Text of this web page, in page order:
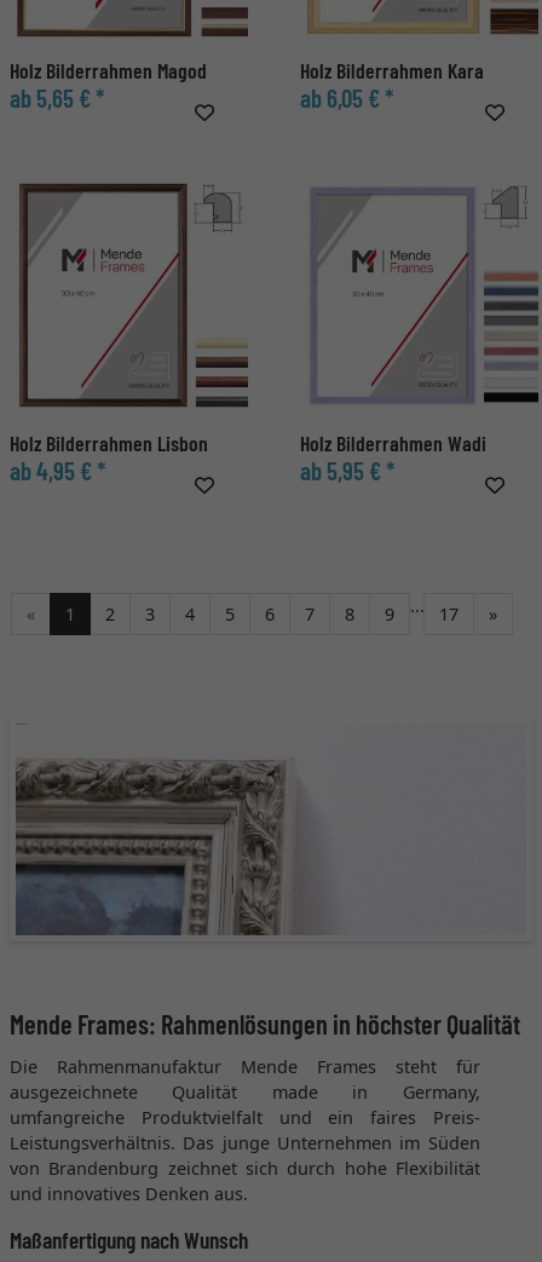
Holz Bilderrahmen Magod
ab 5,65 € *
Holz Bilderrahmen Kara
ab 6,05 € *
Holz Bilderrahmen Lisbon
ab 4,95 € *
Holz Bilderrahmen Wadi
ab 5,95 € *
« 1 2 3 4 5 6 7 8 9 ... 17 »
Mende Frames: Rahmenlösungen in höchster Qualität
Die Rahmenmanufaktur Mende Frames steht für
ausgezeichnete Qualität made in Germany,
umfangreiche Produktvielfalt und ein faires Preis-
Leistungsverhältnis. Das junge Unternehmen im Süden
von Brandenburg zeichnet sich durch hohe Flexibilität
und innovatives Denken aus.
Maßanfertigung nach Wunsch